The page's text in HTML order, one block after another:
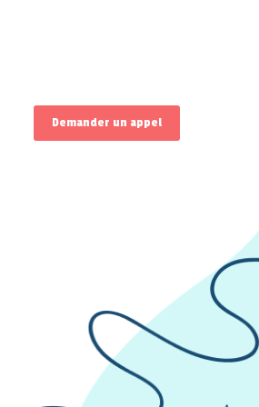
Demander un appel